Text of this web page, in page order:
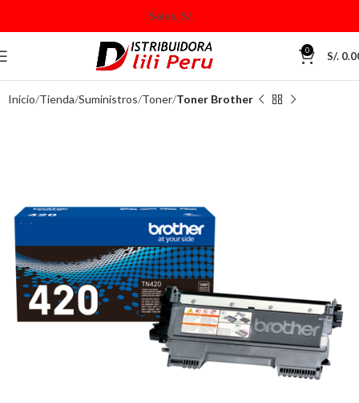
0 S/.
Inicio Tienda Suministros Toner Toner Brother